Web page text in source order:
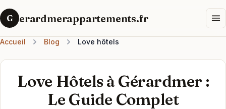
G erardmerappartements.fr
Accueil Blog Love hôtels
Love Hôtels à Gérardmer :
Le Guide Complet